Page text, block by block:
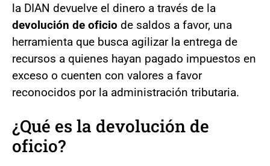
la DIAN devuelve el dinero a través de la
devolución de oficio de saldos a favor, una
herramienta que busca agilizar la entrega de
recursos a quienes hayan pagado impuestos en
exceso o cuenten con valores a favor
reconocidos por la administración tributaria.
¿Qué es la devolución de
oficio?